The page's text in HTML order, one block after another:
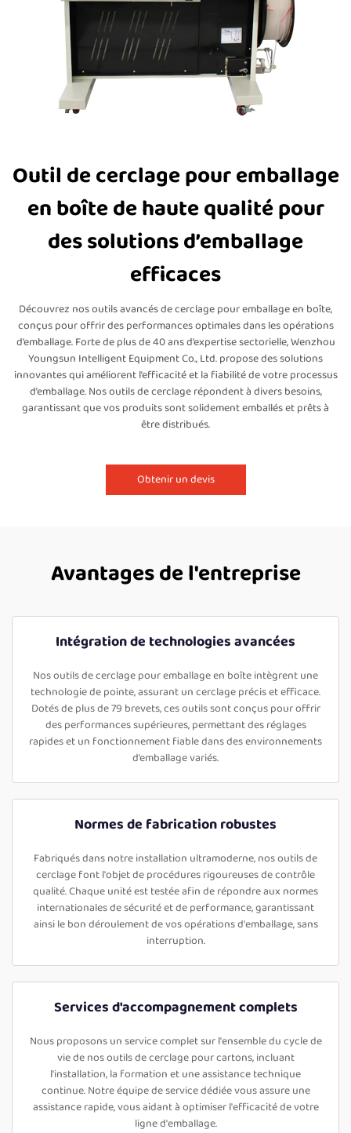
Outil de cerclage pour emballage
en boîte de haute qualité pour
des solutions d’emballage
efficaces
Découvrez nos outils avancés de cerclage pour emballage en boîte,
conçus pour offrir des performances optimales dans les opérations
d’emballage. Forte de plus de 40 ans d’expertise sectorielle, Wenzhou
Youngsun Intelligent Equipment Co., Ltd. propose des solutions
innovantes qui améliorent l’efficacité et la fiabilité de votre processus
d’emballage. Nos outils de cerclage répondent à divers besoins,
garantissant que vos produits sont solidement emballés et prêts à
être distribués.
Obtenir un devis
Avantages de l'entreprise
Intégration de technologies avancées
Nos outils de cerclage pour emballage en boîte intègrent une
technologie de pointe, assurant un cerclage précis et efficace.
Dotés de plus de 79 brevets, ces outils sont conçus pour offrir
des performances supérieures, permettant des réglages
rapides et un fonctionnement fiable dans des environnements
d’emballage variés.
Normes de fabrication robustes
Fabriqués dans notre installation ultramoderne, nos outils de
cerclage font l'objet de procédures rigoureuses de contrôle
qualité. Chaque unité est testée afin de répondre aux normes
internationales de sécurité et de performance, garantissant
ainsi le bon déroulement de vos opérations d'emballage, sans
interruption.
Services d'accompagnement complets
Nous proposons un service complet sur l'ensemble du cycle de
vie de nos outils de cerclage pour cartons, incluant
l'installation, la formation et une assistance technique
continue. Notre équipe de service dédiée vous assure une
assistance rapide, vous aidant à optimiser l'efficacité de votre
ligne d'emballage.